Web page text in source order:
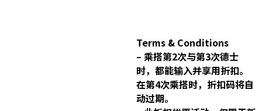
Terms & Conditions
– 乘搭第2次与第3次德士
时，都能输入并享用折扣。
在第4次乘搭时，折扣码将自
动过期。